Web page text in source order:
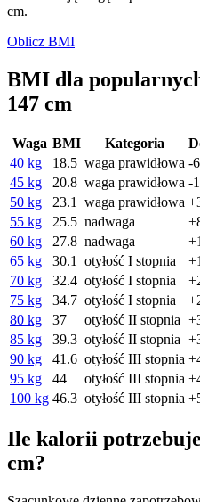
cm.
Oblicz BMI
BMI dla
147 cm
Waga BMI Kategoria
40 kg
18.5 waga prawidłowa -
45 kg
20.8 waga prawidłowa -
50 kg
23.1 waga prawidłowa
55 kg
25.5 nadwaga
60 kg
27.8 nadwaga
65 kg
30.1 otyłość I stopnia
70 kg
32.4 otyłość I stopnia
75 kg
34.7 otyłość I stopnia
80 kg
37 otyłość II stopnia
85 kg
39.3 otyłość II stopnia
90 kg
41.6 otyłość III stopnia
95 kg
44 otyłość III stopnia
100 kg 46.3 otyłość III stopnia
Ile kalorii
cm?